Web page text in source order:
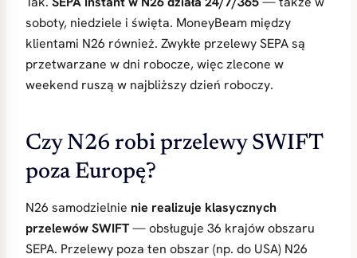
soboty, niedziele i święta. MoneyBeam między
klientami N26 również. Zwykłe przelewy SEPA są
przetwarzane w dni robocze, więc zlecone w
weekend ruszą w najbliższy dzień roboczy.
Czy N26 robi przelewy SWIFT
poza Europę?
N26 samodzielnie nie realizuje klasycznych
przelewów SWIFT— obsługuje 36 krajów obszaru
SEPA. Przelewy poza ten obszar (np. do USA) N26